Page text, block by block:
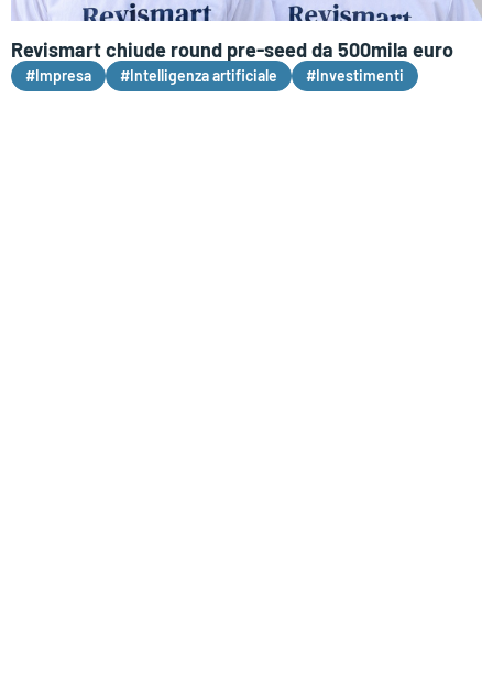
Revismart chiude round pre-seed da 500mila euro
#Impresa #Intelligenza artificiale #Investimenti